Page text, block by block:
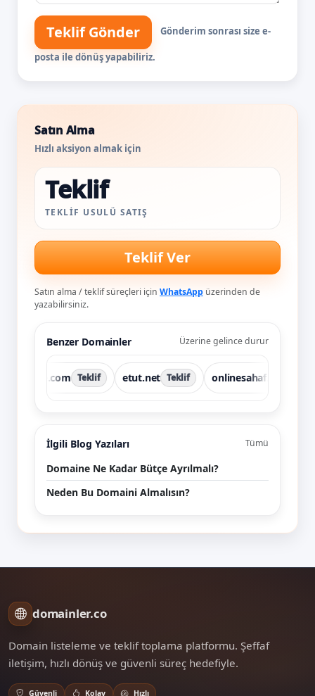
Teklif Gönder Gönderim sonrası size e-
posta ile dönüş yapabiliriz.
Satın Alma
Hızlı aksiyon almak için
Teklif
TEKLIF USULÜ SATIŞ
Teklif Ver
Satın alma / teklif süreçleri için WhatsApp üzerinden de
yazabilirsiniz.
Benzer Domainler Üzerine gelince durur
dilekce.com Teklif etut.net Teklif onlinesahaf.com
İlgili Blog Yazıları Tümü
Domaine Ne Kadar Bütçe Ayrılmalı?
Neden Bu Domaini Almalısın?
domainler.co
Domain listeleme ve teklif toplama platformu. Şeffaf
iletişim, hızlı dönüş ve güvenli süreç hedefiyle.
Güvenli Kolay Hızlı